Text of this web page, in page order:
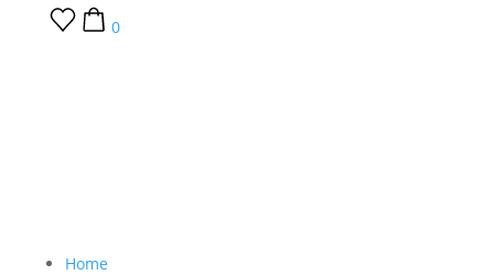
0
Home